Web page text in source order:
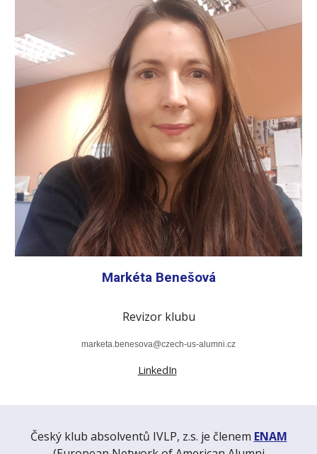
Markéta Benešová
Revizor klubu
marketa.benesova@czech-us-alumni.cz
LinkedIn
Český klub absolventů IVLP, z.s. je členem ENAM